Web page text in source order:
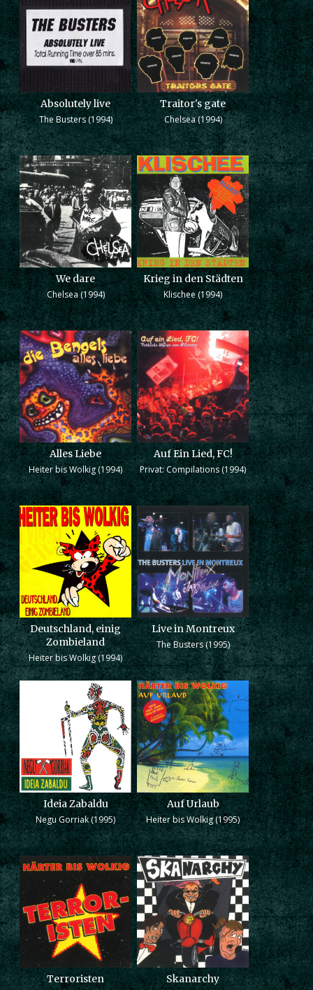
Absolutely live
The Busters (1994)
Traitor's gate
Chelsea (1994)
We dare
Chelsea (1994)
Krieg in den Städten
Klischee (1994)
Alles Liebe
Heiter bis Wolkig (1994)
Auf Ein Lied, FC!
Privat: Compilations (1994)
Deutschland, einig
Zombieland
Heiter bis Wolkig (1994)
Live in Montreux
The Busters (1995)
Ideia Zabaldu
Negu Gorriak (1995)
Auf Urlaub
Heiter bis Wolkig (1995)
Terroristen Skanarchy